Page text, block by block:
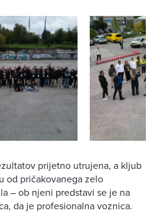
prijetno utrujena, a kljub
od pričakovanega zelo
– ob njeni predstavi se je na
da je profesionalna voznica.